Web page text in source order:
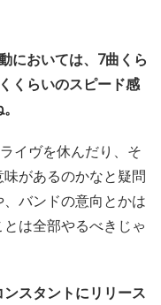
においては、7曲くら
くらいのスピード感
イヴを休んだり、そ
があるのかなと疑問
バンドの意向とかは
は全部やるべきじゃ
スタントにリリース